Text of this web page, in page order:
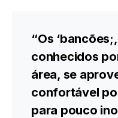
“Os
conhecidos
área, se
confortável
para pouco